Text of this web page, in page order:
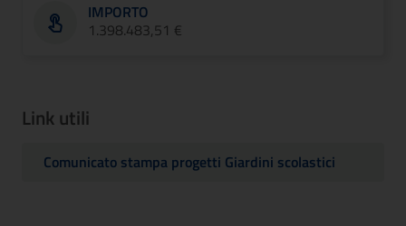
IMPORTO
1.398.483,51 €
Link utili
Comunicato stampa progetti Giardini scolastici